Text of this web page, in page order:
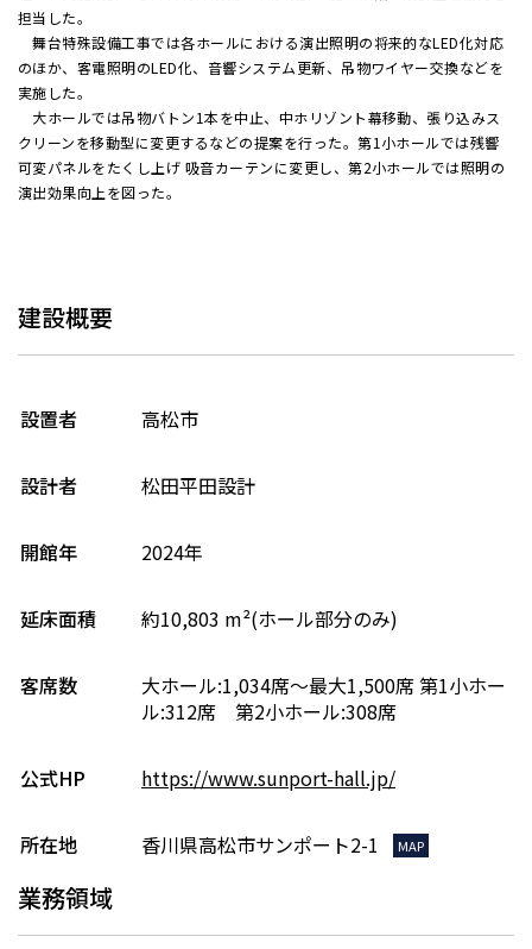
担当した。
舞台特殊設備工事では各ホールにおける演出照明の将来的なLED化対応
のほか、客電照明のLED化、音響システム更新、吊物ワイヤー交換などを
実施した。
大ホールでは吊物バトン1本を中止、中ホリゾント幕移動、張り込みス
クリーンを移動型に変更するなどの提案を行った。第1小ホールでは残響
可変パネルをたくし上げ 吸音カーテンに変更し、第2小ホールでは照明の
演出効果向上を図った。
建設概要
設置者 高松市
設計者 松田平田設計
開館年 2024年
延床面積 約10,803 m²(ホール部分のみ)
客席数
大ホール:1,034席～最大1,500席 第1小ホー
ル:312席 第2小ホール:308席
公式HP https://www.sunport-hall.jp/
所在地 香川県高松市サンポート2-1 MAP
業務領域